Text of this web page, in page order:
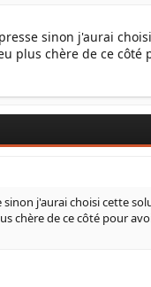
sinon j'aurai
plus chère de ce
sinon j'aurai choisi cette
chère de ce côté pour